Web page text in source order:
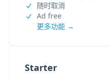
Starter
随时取消
Ad free
更多功能 →